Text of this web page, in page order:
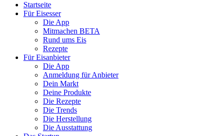
Startseite
Für Eisesser
Die App
Mitmachen BETA
Rund ums Eis
Rezepte
Für Eisanbieter
Die App
Anmeldung für Anbieter
Dein Markt
Deine Produkte
Die Rezepte
Die Trends
Die Herstellung
Die Ausstattung